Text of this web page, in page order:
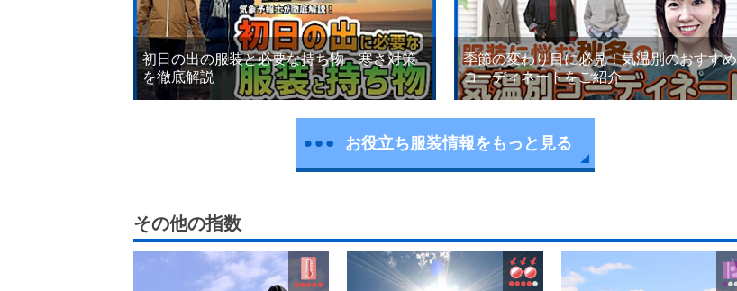
初日の出の服装と必要な持ち物 寒さ対策
を徹底解説
季節の変わり目に必見！気温別のおすすめ
コーディネートをご紹介
お役立ち服装情報をもっと見る
その他の指数